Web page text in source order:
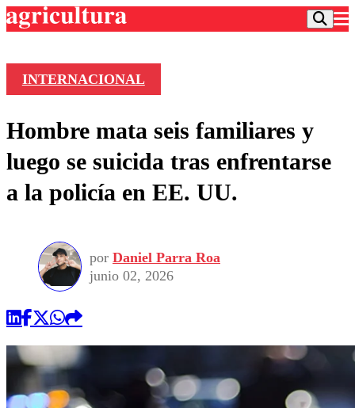
Frecuencias
Agricultura TV
Deportes
Colo Colo
Seleccion Chilena
Torneo Internacional
Universidad de Chile
Entretención
Economía
Internacional
Sustentabilidad
Publicaciones en medios
Opinión
INTERNACIONAL
Hombre mata seis familiares y
luego se suicida tras enfrentarse
a la policía en EE. UU.
por Daniel Parra Roa
junio 02, 2026